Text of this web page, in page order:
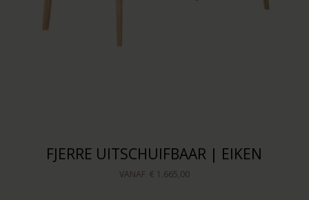
FJERRE UITSCHUIFBAAR | EIKEN
VANAF € 1.665,00